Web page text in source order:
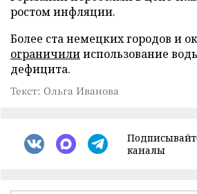
ростом инфляции.
Более ста немецких городов и
ограничилииспользование
дефицита.
Текст: Ольга Иванова
каналы